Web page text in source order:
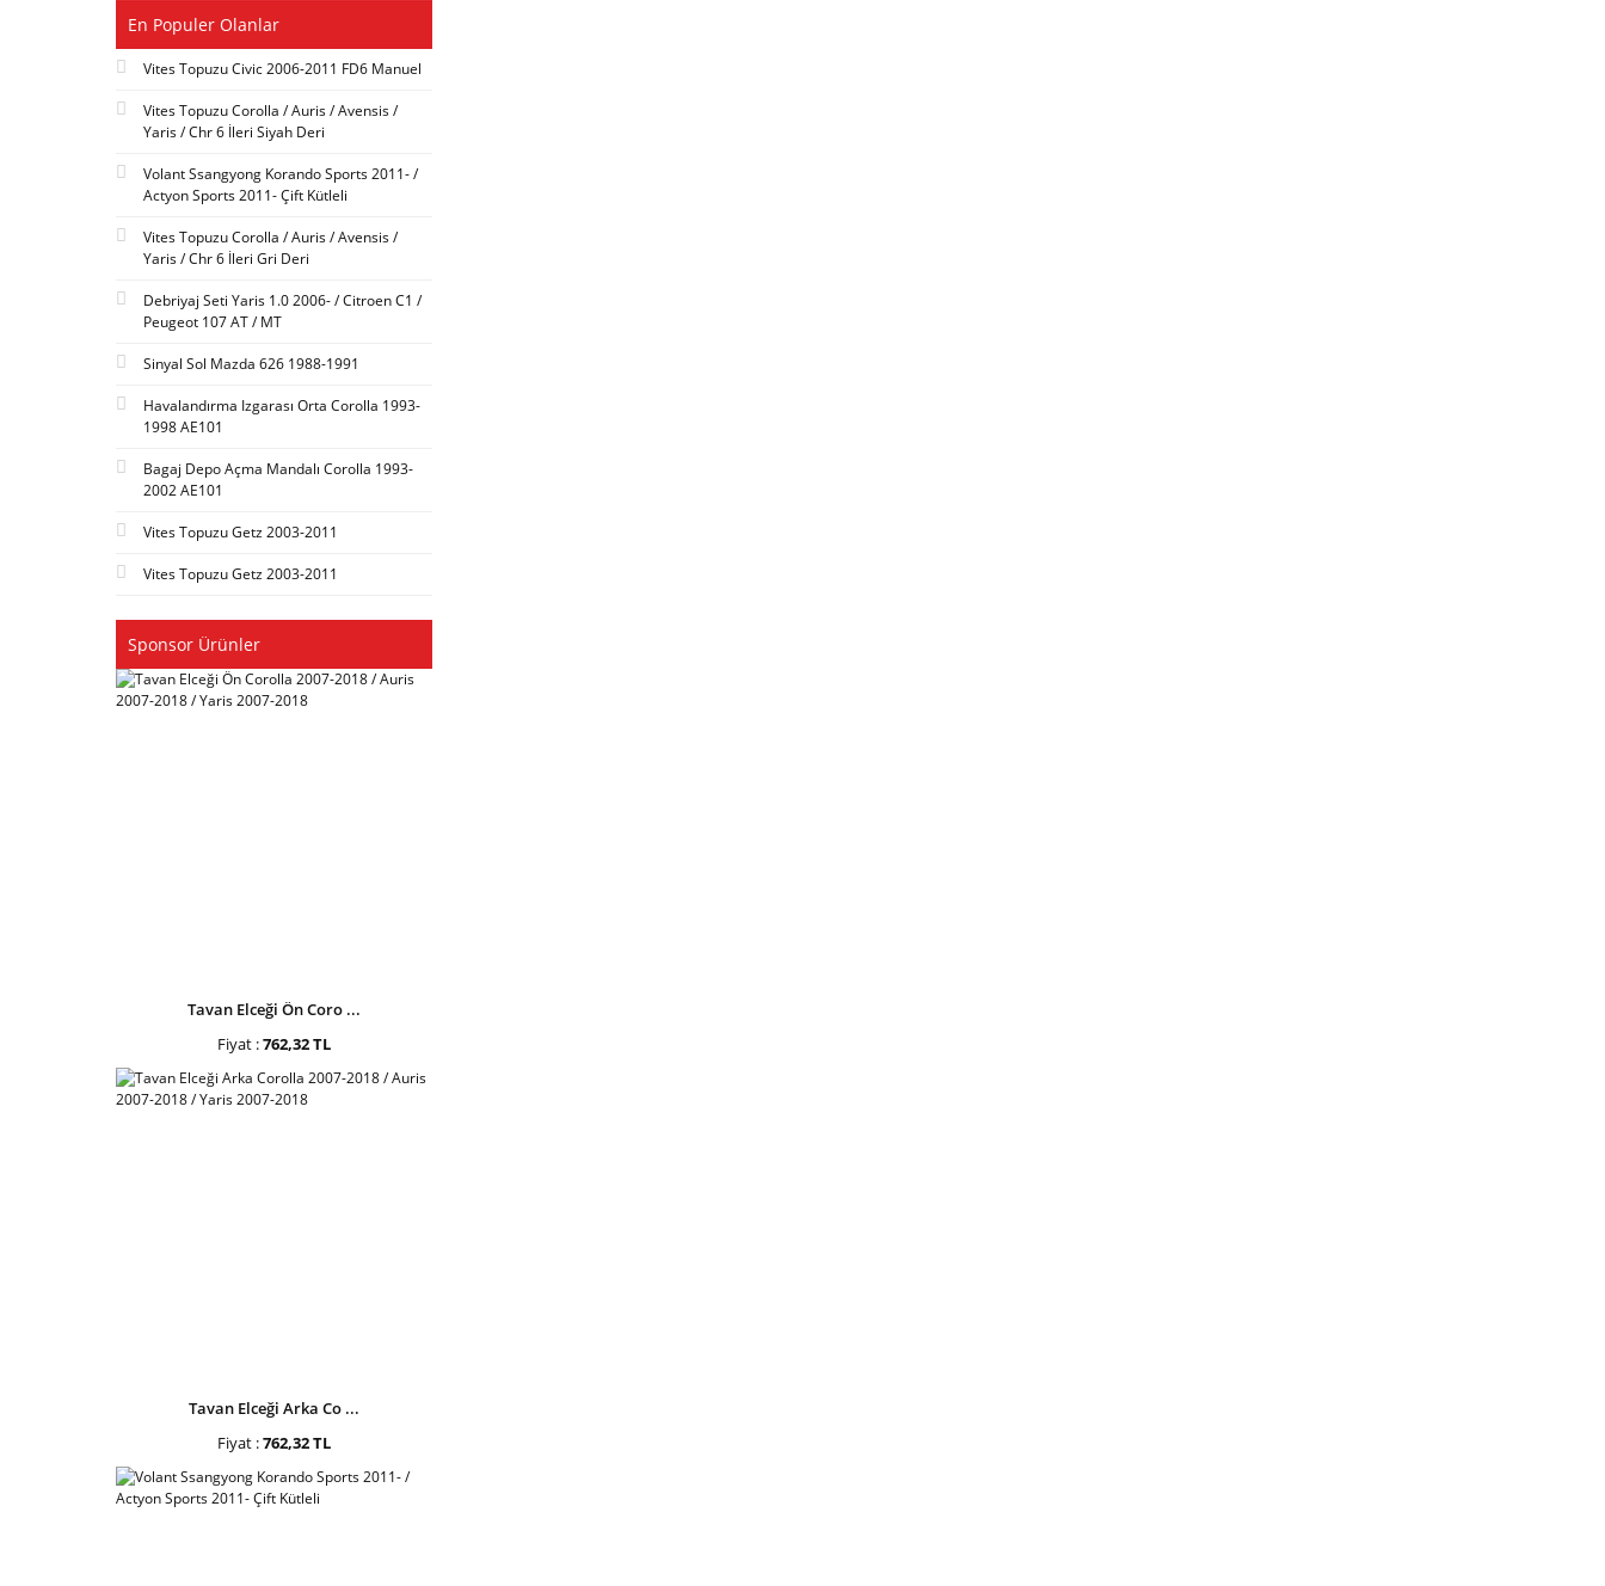
En Populer Olanlar
Vites Topuzu Civic 2006-2011 FD6 Manuel
Vites Topuzu Corolla / Auris / Avensis /
Yaris / Chr 6 İleri Siyah Deri
Volant Ssangyong Korando Sports 2011- /
Actyon Sports 2011- Çift Kütleli
Vites Topuzu Corolla / Auris / Avensis /
Yaris / Chr 6 İleri Gri Deri
Debriyaj Seti Yaris 1.0 2006- / Citroen C1 /
Peugeot 107 AT / MT
Sinyal Sol Mazda 626 1988-1991
Havalandırma Izgarası Orta Corolla 1993-
1998 AE101
Bagaj Depo Açma Mandalı Corolla 1993-
2002 AE101
Vites Topuzu Getz 2003-2011
Vites Topuzu Getz 2003-2011
Sponsor Ürünler
Tavan Elceği Ön Coro ...
Fiyat :762,32 TL
Tavan Elceği Arka Co ...
Fiyat :762,32 TL